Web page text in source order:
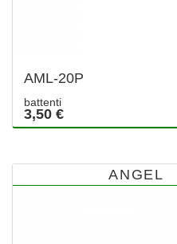
AML-20P
battenti
3,50 €
ANGEL